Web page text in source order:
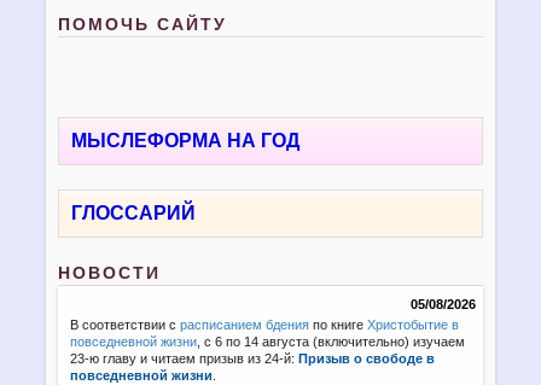
ПОМОЧЬ САЙТУ
МЫСЛЕФОРМА НА ГОД
ГЛОССАРИЙ
НОВОСТИ
05/08/2026
В соответствии срасписанием бдения по книгеХристобытие в
повседневной жизни , с 6 по 14 августа (включительно) изучаем
23-ю главу и читаем призыв из 24-й:Призыв о свободе в
повседневной жизни